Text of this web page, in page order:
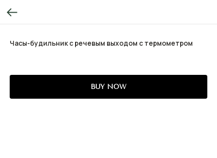
Часы-будильник с речевым выходом с термометром
BUY NOW